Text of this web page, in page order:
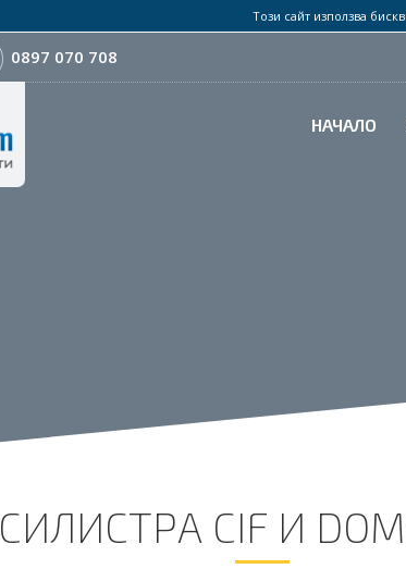
0897 070 708
НАЧАЛО
СИЛИСТРА CIF И
Този сайт използва